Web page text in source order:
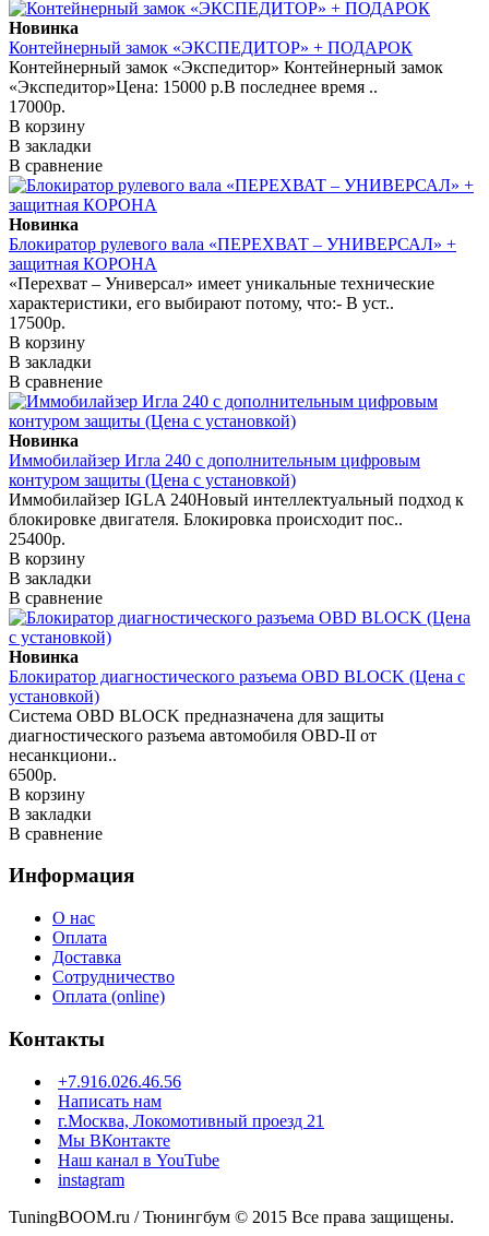
Новинка
Контейнерный замок «ЭКСПЕДИТОР» + ПОДАРОК
Контейнерный замок «Экспедитор» Контейнерный замок
«Экспедитор»Цена: 15000 р.В последнее время ..
17000р.
В корзину
В закладки
В сравнение
Новинка
Блокиратор рулевого вала «ПЕРЕХВАТ – УНИВЕРСАЛ» +
защитная КОРОНА
«Перехват – Универсал» имеет уникальные технические
характеристики, его выбирают потому, что:- В уст..
17500р.
В корзину
В закладки
В сравнение
Новинка
Иммобилайзер Игла 240 с дополнительным цифровым
контуром защиты (Цена с установкой)
Иммобилайзер IGLA 240Новый интеллектуальный подход к
блокировке двигателя. Блокировка происходит пос..
25400р.
В корзину
В закладки
В сравнение
Новинка
Блокиратор диагностического разъема OBD BLOCK (Цена с
установкой)
Система OBD BLOCK предназначена для защиты
диагностического разъема автомобиля OBD-II от
несанкциони..
6500р.
В корзину
В закладки
В сравнение
Информация
О нас
Оплата
Доставка
Сотрудничество
Оплата (online)
Контакты
+7.916.026.46.56
Написать нам
г.Москва, Локомотивный проезд 21
Мы ВКонтакте
Наш канал в YouTube
instagram
TuningBOOM.ru / Тюнингбум © 2015 Все права защищены.